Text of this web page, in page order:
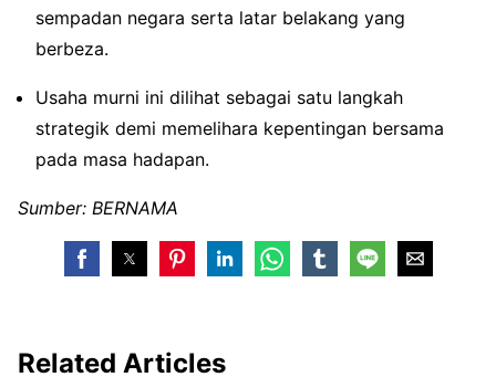
sempadan negara serta latar belakang yang
berbeza.
Usaha murni ini dilihat sebagai satu langkah
strategik demi memelihara kepentingan bersama
pada masa hadapan.
Sumber: BERNAMA
Related Articles